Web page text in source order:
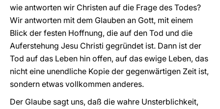
wie antworten wir Christen auf die Frage des Todes?
Wir antworten mit dem Glauben an Gott, mit einem
Blick der festen Hoffnung, die auf den Tod und die
Auferstehung Jesu Christi gegründet ist. Dann ist der
Tod auf das Leben hin offen, auf das ewige Leben, das
nicht eine unendliche Kopie der gegenwärtigen Zeit ist,
sondern etwas vollkommen anderes.
Der Glaube sagt uns, daß die wahre Unsterblichkeit,